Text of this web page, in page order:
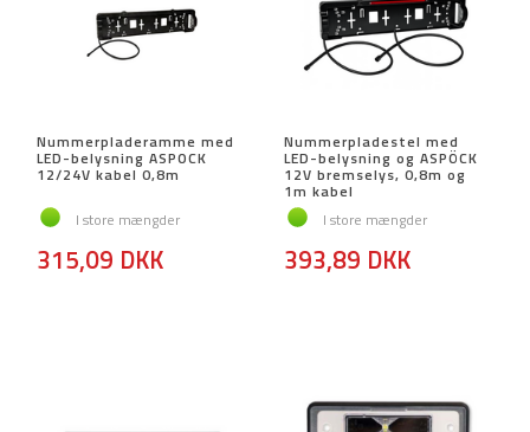
Nummerpladeramme med
LED-belysning ASPOCK
12/24V kabel 0,8m
I store mængder
315,09 DKK
Nummerpladestel med
LED-belysning og ASPÖCK
12V bremselys, 0,8m og
1m kabel
I store mængder
393,89 DKK